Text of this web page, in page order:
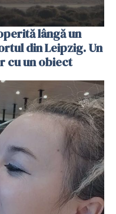
lângă un
din Leipzig. Un
cu un obiect